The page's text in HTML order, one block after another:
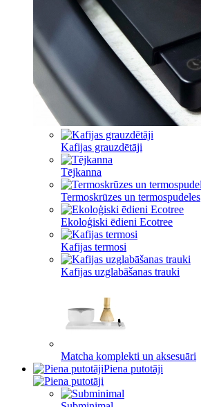
Kafijas grauzdētāji
Tējkanna
Termoskrūzes un termospudeles
Ekoloģiski ēdieni Ecotree
Kafijas termosi
Kafijas uzglabāšanas trauki
Matcha komplekti un aksesuāri
Piena putotāji